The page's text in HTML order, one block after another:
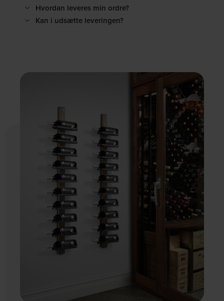
Hvordan leveres min ordre?
Kan i udsætte leveringen?